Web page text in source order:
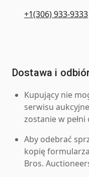
+1(306) 933-9333
Dostawa i
Kupujący nie
serwisu
zostanie w pełni
Aby odebrać
kopię
Bros.